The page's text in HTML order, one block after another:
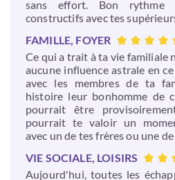
sans effort. Bon rythme
constructifs avec tes
FAMILLE, FOYER
Ce qui a trait à ta vie familiale
aucune influence astrale en
avec les membres de ta
histoire leur bonhomme de
pourrait être
pourrait te valoir un
avec un de tes frères ou une
VIE SOCIALE, LOISIRS
Aujourd'hui, toutes les